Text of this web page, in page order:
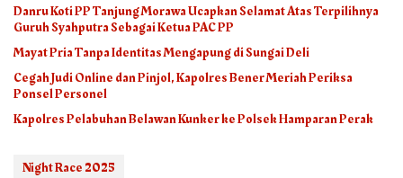
Danru Koti PP Tanjung Morawa Ucapkan Selamat Atas Terpilihnya
Guruh Syahputra Sebagai Ketua PAC PP
Mayat Pria Tanpa Identitas Mengapung di Sungai Deli
Cegah Judi Online dan Pinjol, Kapolres Bener Meriah Periksa
Ponsel Personel
Kapolres Pelabuhan Belawan Kunker ke Polsek Hamparan Perak
Night Race 2025